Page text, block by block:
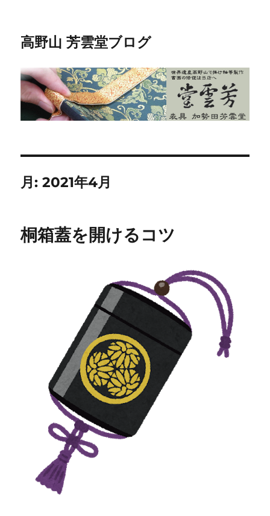
高野山 芳雲堂ブログ
月:2021年4月
桐箱蓋を開けるコツ